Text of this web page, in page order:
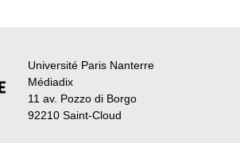
Université Paris Nanterre
Médiadix
11 av. Pozzo di Borgo
92210 Saint-Cloud